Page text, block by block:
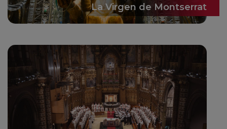
La Virgen de Montserrat